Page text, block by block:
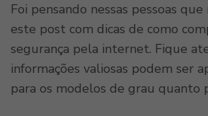
Foi pensando nessas pessoas
este post com dicas de como
segurança pela internet. Fique
informações valiosas podem ser
para os modelos de grau quanto